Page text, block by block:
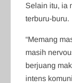
Selain itu, ia
terburu-buru.
“Memang
masih
berjuang
intens